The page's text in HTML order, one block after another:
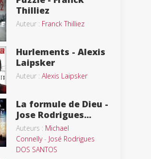
Thilliez
Auteur : Franck Thilliez
Hurlements - Alexis
Laipsker
Auteur : Alexis Laipsker
La formule de Dieu -
Jose Rodrigues...
Auteurs : Michael
Connelly- José Rodrigues
DOS SANTOS